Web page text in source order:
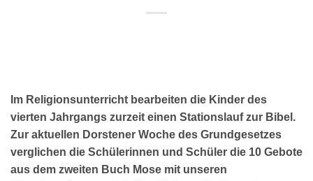
Im Religionsunterricht bearbeiten die Kinder des
vierten Jahrgangs zurzeit einen Stationslauf zur Bibel.
Zur aktuellen Dorstener Woche des Grundgesetzes
verglichen die Schülerinnen und Schüler die 10 Gebote
aus dem zweiten Buch Mose mit unseren